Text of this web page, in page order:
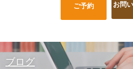
ご予約 お問
ブログ